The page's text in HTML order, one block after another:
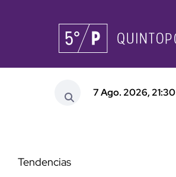
7 Ago. 2026, 21:30
Tendencias